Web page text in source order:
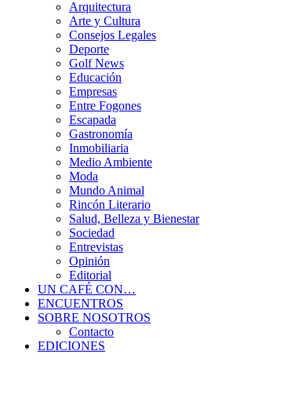
Arquitectura
Arte y Cultura
Consejos Legales
Deporte
Golf News
Educación
Empresas
Entre Fogones
Escapada
Gastronomía
Inmobiliaria
Medio Ambiente
Moda
Mundo Animal
Rincón Literario
Salud, Belleza y Bienestar
Sociedad
Entrevistas
Opinión
Editorial
UN CAFÉ CON…
ENCUENTROS
SOBRE NOSOTROS
Contacto
EDICIONES